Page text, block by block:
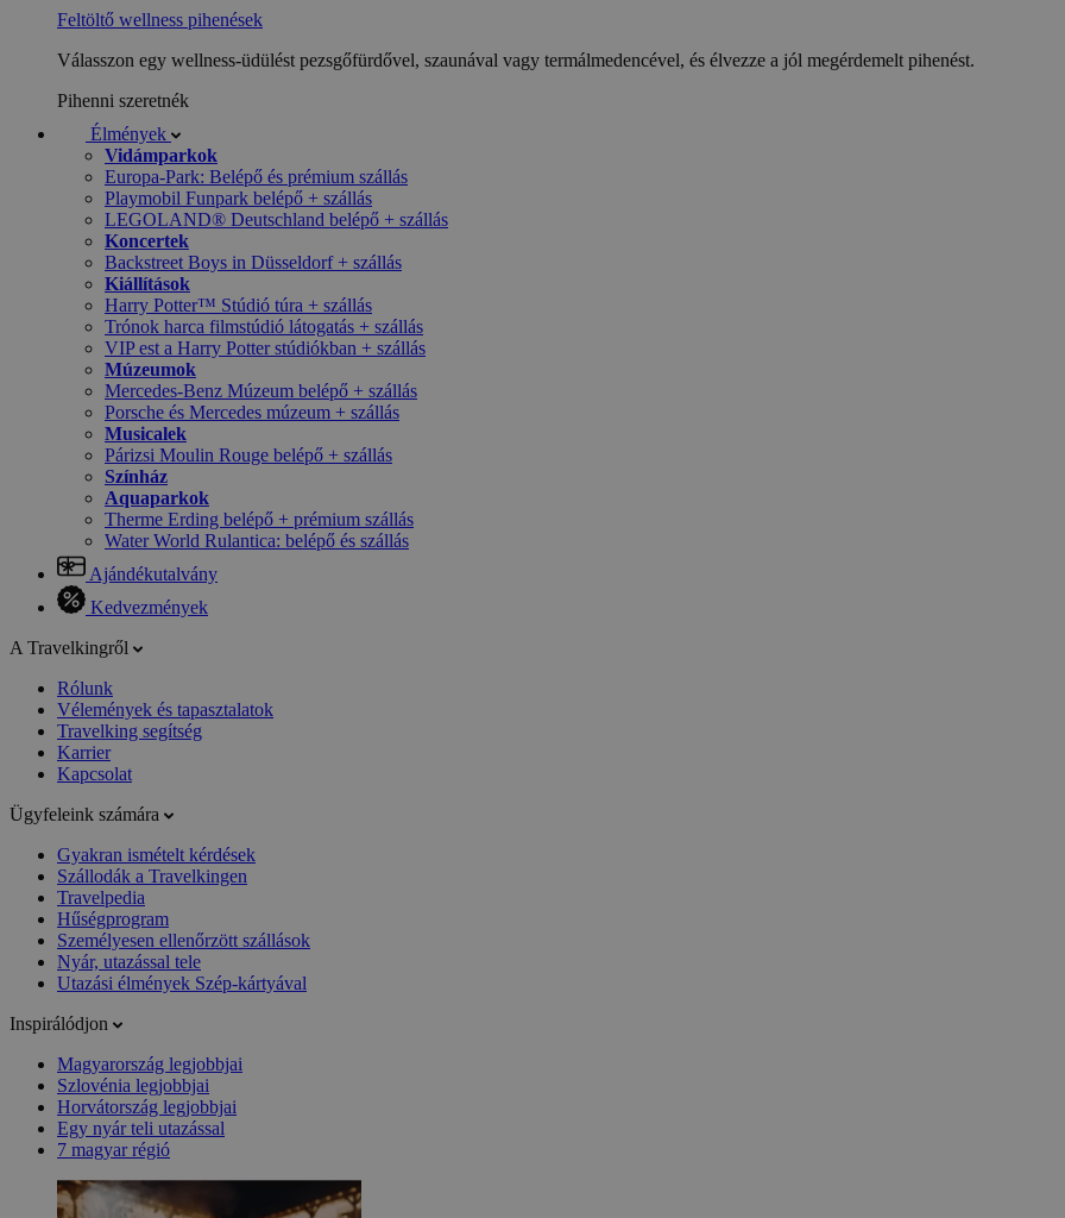
Feltöltő wellness pihenések
Válasszon egy wellness-üdülést pezsgőfürdővel, szaunával vagy termálmedencével, és élvezze a jól megérdemelt pihenést.
Pihenni szeretnék
Élmények
Vidámparkok
Europa-Park: Belépő és prémium szállás
Playmobil Funpark belépő + szállás
LEGOLAND® Deutschland belépő + szállás
Koncertek
Backstreet Boys in Düsseldorf + szállás
Kiállítások
Harry Potter™ Stúdió túra + szállás
Trónok harca filmstúdió látogatás + szállás
VIP est a Harry Potter stúdiókban + szállás
Múzeumok
Mercedes-Benz Múzeum belépő + szállás
Porsche és Mercedes múzeum + szállás
Musicalek
Párizsi Moulin Rouge belépő + szállás
Színház
Aquaparkok
Therme Erding belépő + prémium szállás
Water World Rulantica: belépő és szállás
Ajándékutalvány
Kedvezmények
A Travelkingről
Rólunk
Vélemények és tapasztalatok
Travelking segítség
Karrier
Kapcsolat
Ügyfeleink számára
Gyakran ismételt kérdések
Szállodák a Travelkingen
Travelpedia
Hűségprogram
Személyesen ellenőrzött szállások
Nyár, utazással tele
Utazási élmények Szép-kártyával
Inspirálódjon
Magyarország legjobbjai
Szlovénia legjobbjai
Horvátország legjobbjai
Egy nyár teli utazással
7 magyar régió